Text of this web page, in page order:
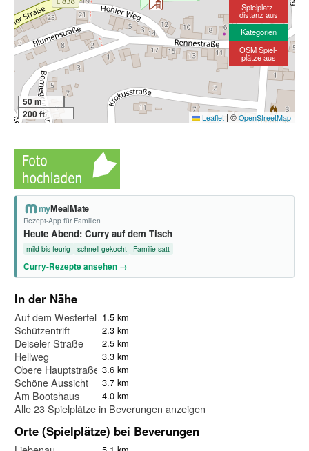
50 m
200 ft
Leaflet |© OpenStreetMap
Spielplatz-
distanz aus
Kategorien
OSM Spiel-
plätze aus
myMealMate
Rezept-App für Familien
Heute Abend: Curry auf dem Tisch
mild bis feurig schnell gekocht Familie satt
Curry-Rezepte ansehen →
In der Nähe
Auf dem Westerfelde1.5 km
Schützentrift 2.3 km
Deiseler Straße 2.5 km
Hellweg 3.3 km
Obere Hauptstraße 3.6 km
Schöne Aussicht 3.7 km
Am Bootshaus 4.0 km
Alle 23 Spielplätze in Beverungen anzeigen
Orte (Spielplätze) bei Beverungen